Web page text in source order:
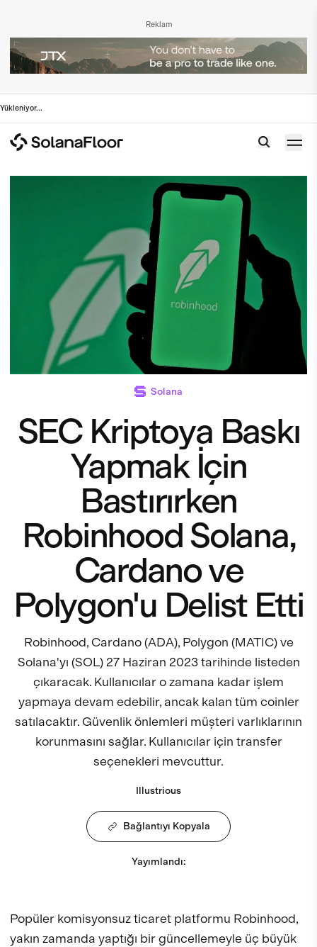
Reklam
Yükleniyor...
Solana
SEC Kriptoya Baskı
Yapmak İçin
Bastırırken
Robinhood Solana,
Cardano ve
Polygon'u Delist Etti
Robinhood, Cardano (ADA), Polygon (MATIC) ve
Solana'yı (SOL) 27 Haziran 2023 tarihinde listeden
çıkaracak. Kullanıcılar o zamana kadar işlem
yapmaya devam edebilir, ancak kalan tüm coinler
satılacaktır. Güvenlik önlemleri müşteri varlıklarının
korunmasını sağlar. Kullanıcılar için transfer
seçenekleri mevcuttur.
Illustrious
Bağlantıyı Kopyala
Yayımlandı:
Popüler komisyonsuz ticaret platformu Robinhood,
yakın zamanda yaptığı bir güncellemeyle üç büyük